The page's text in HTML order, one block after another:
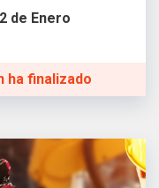
de Enero
ha finalizado